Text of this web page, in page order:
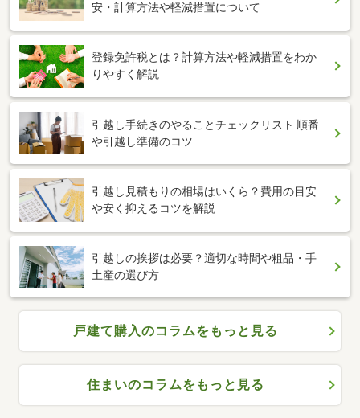
安・計算方法や軽減措置について
登録免許税とは？計算方法や軽減措置をわか
りやすく解説
引越し手続きのやることチェックリスト 順番
や引越し準備のコツ
引越し見積もりの相場はいくら？費用の目安
や安く抑えるコツを解説
引越しの挨拶は必要？適切な時間や粗品・手
土産の選び方
戸建て購入のコラムをもっと見る
住まいのコラムをもっと見る